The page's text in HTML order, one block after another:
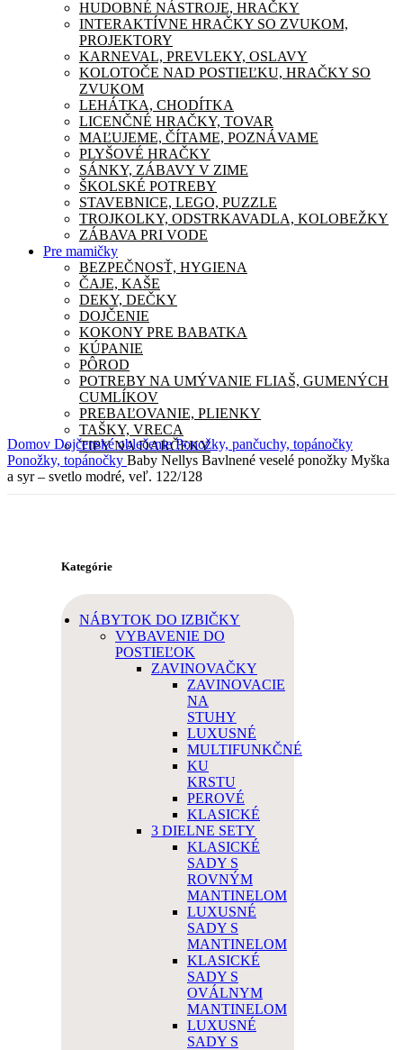
HUDOBNÉ NÁSTROJE, HRAČKY
INTERAKTÍVNE HRAČKY SO ZVUKOM,
PROJEKTORY
KARNEVAL, PREVLEKY, OSLAVY
KOLOTOČE NAD POSTIEĽKU, HRAČKY SO
ZVUKOM
LEHÁTKA, CHODÍTKA
LICENČNÉ HRAČKY, TOVAR
MAĽUJEME, ČÍTAME, POZNÁVAME
PLYŠOVÉ HRAČKY
SÁNKY, ZÁBAVY V ZIME
ŠKOLSKÉ POTREBY
STAVEBNICE, LEGO, PUZZLE
TROJKOLKY, ODSTRKAVADLA, KOLOBEŽKY
ZÁBAVA PRI VODE
Pre mamičky
BEZPEČNOSŤ, HYGIENA
ČAJE, KAŠE
DEKY, DEČKY
DOJČENIE
KOKONY PRE BABATKA
KÚPANIE
PÔROD
POTREBY NA UMÝVANIE FLIAŠ, GUMENÝCH
CUMLÍKOV
PREBAĽOVANIE, PLIENKY
TAŠKY, VRECA
TIPY NA DARČEKY
Domov Dojčenské oblečeniePonožky, pančuchy, topánočky
Ponožky, topánočky Baby Nellys Bavlnené veselé ponožky Myška
a syr – svetlo modré, veľ. 122/128
Kategórie
NÁBYTOK DO IZBIČKY
VYBAVENIE DO
POSTIEĽOK
ZAVINOVAČKY
ZAVINOVACIE
NA
STUHY
LUXUSNÉ
MULTIFUNKČNÉ
KU
KRSTU
PEROVÉ
KLASICKÉ
3 DIELNE SETY
KLASICKÉ
SADY S
ROVNÝM
MANTINELOM
LUXUSNÉ
SADY S
MANTINELOM
KLASICKÉ
SADY S
OVÁLNYM
MANTINELOM
LUXUSNÉ
SADY S